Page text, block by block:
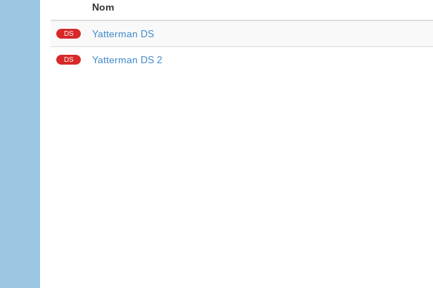
Nom
DS Yatterman DS
DS Yatterman DS 2